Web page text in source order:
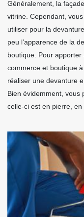
Généralement, la
vitrine. Cependant,
utiliser pour la
peu l’apparence de la
boutique. Pour
commerce et boutique
réaliser une devanture
Bien évidemment, vous
celle-ci est en pierre,